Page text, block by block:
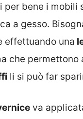
per bene i mobili
a gesso.
effettuando una
che
li si può far
va